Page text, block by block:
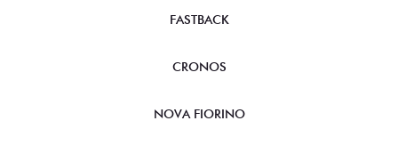
FASTBACK
CRONOS
NOVA FIORINO